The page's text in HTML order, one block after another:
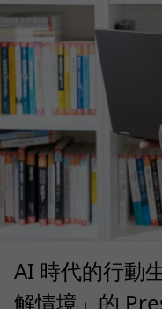
AI 時代的行動
解情境」的